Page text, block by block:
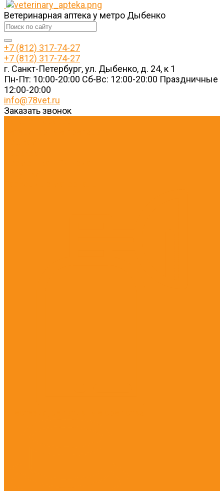
Ветеринарная аптека у метро Дыбенко
+7 (812) 317-74-27
+7 (812) 317-74-27
г. Санкт-Петербург, ул. Дыбенко, д. 24, к 1
Пн-Пт: 10:00-20:00 Cб-Вс: 12:00-20:00 Праздничные
12:00-20:00
info@78vet.ru
Заказать звонок